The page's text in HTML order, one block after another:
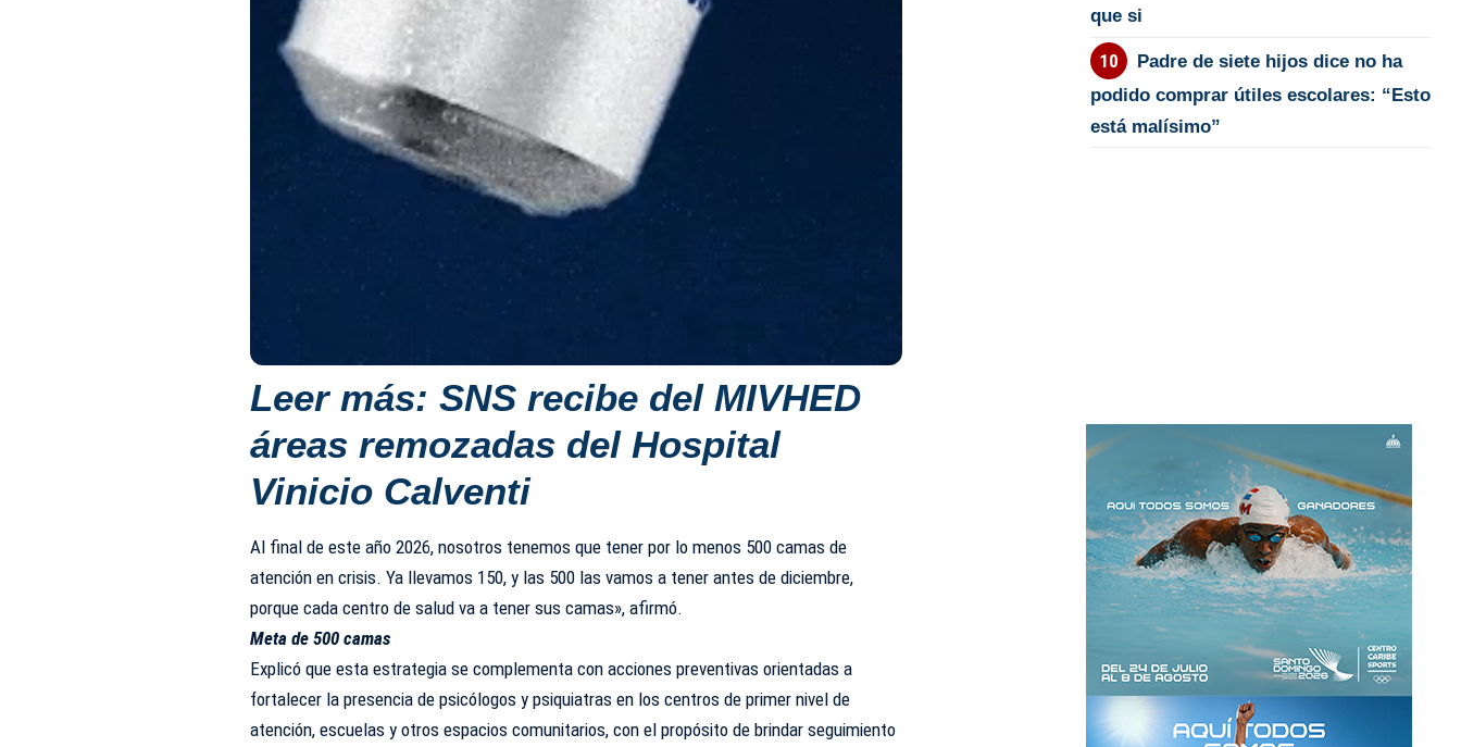
Leer más:SNS recibe del MIVHED
áreas remozadas del Hospital
Vinicio Calventi
Al final de este año 2026, nosotros tenemos que tener por lo menos 500 camas de
atención en crisis. Ya llevamos 150, y las 500 las vamos a tener antes de diciembre,
porque cada centro de salud va a tener sus camas», afirmó.
Meta de 500 camas
Explicó que esta estrategia se complementa con acciones preventivas orientadas a
fortalecer la presencia de psicólogos y psiquiatras en los centros de primer nivel de
atención, escuelas y otros espacios comunitarios, con el propósito de brindar seguimiento
que si
Padre de siete hijos dice no ha
podido comprar útiles escolares: “Esto
está malísimo”